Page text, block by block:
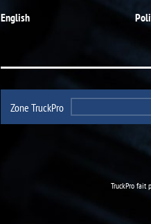
English
Zone TruckPro
TruckPro fait